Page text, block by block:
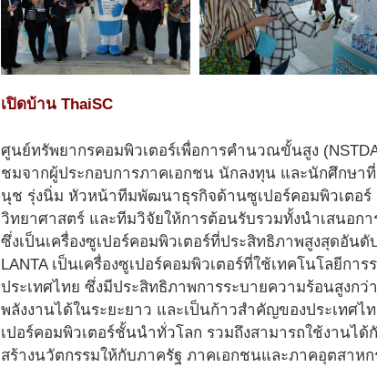
เปิดบ้าน ThaiSC
ศูนย์ทรัพยากรคอมพิวเตอร์เพื่อการคำนวณขั้นสูง
ชมจากผู้ประกอบการภาคเอกชน นักลงทุน และนักศึกษา
นุช รุ่งนิ่ม หัวหน้าทีมพัฒนาธุรกิจด้านซูเปอร์คอมพิวเตอ
วิทยาศาสตร์ และทีมวิจัยให้การต้อนรับรวมทั้งนำเสนอก
ซึ่งเป็นเครื่องซูเปอร์คอมพิวเตอร์ที่ประสิทธิภาพสูงสุดอั
LANTA เป็นเครื่องซูเปอร์คอมพิวเตอร์ที่ใช้เทคโนโลยีก
ประเทศไทย ซึ่งมีประสิทธิภาพการระบายความร้อนสูงก
พลังงานได้ในระยะยาว และเป็นก้าวสำคัญของประเทศไ
เปอร์คอมพิวเตอร์ชั้นนำทั่วโลก รวมถึงสามารถใช้งาน
สร้างนวัตกรรมให้กับภาครัฐ ภาคเอกชนและภาคอุตสา